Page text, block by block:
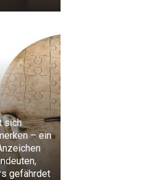
sich
– ein
gefährdet